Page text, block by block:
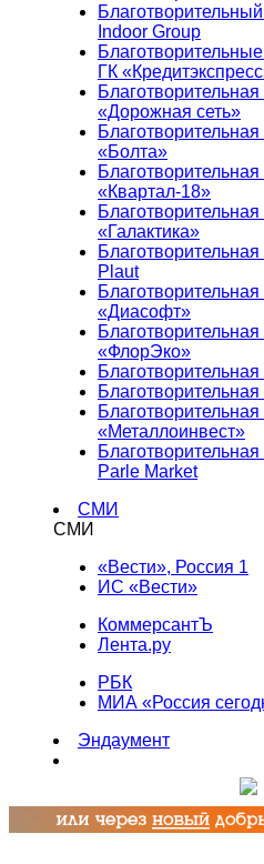
Indoor Group
ГК
«Дорожная сеть»
«Болта»
«Квартал-18»
«Галактика»
Plaut
«Диасофт»
«ФлорЭко»
«Металлоинвест»
Parle Market
СМИ
СМИ
«Вести», Россия 1
ИС «Вести»
КоммерсантЪ
Лента.ру
РБК
МИА «Россия
Эндаумент